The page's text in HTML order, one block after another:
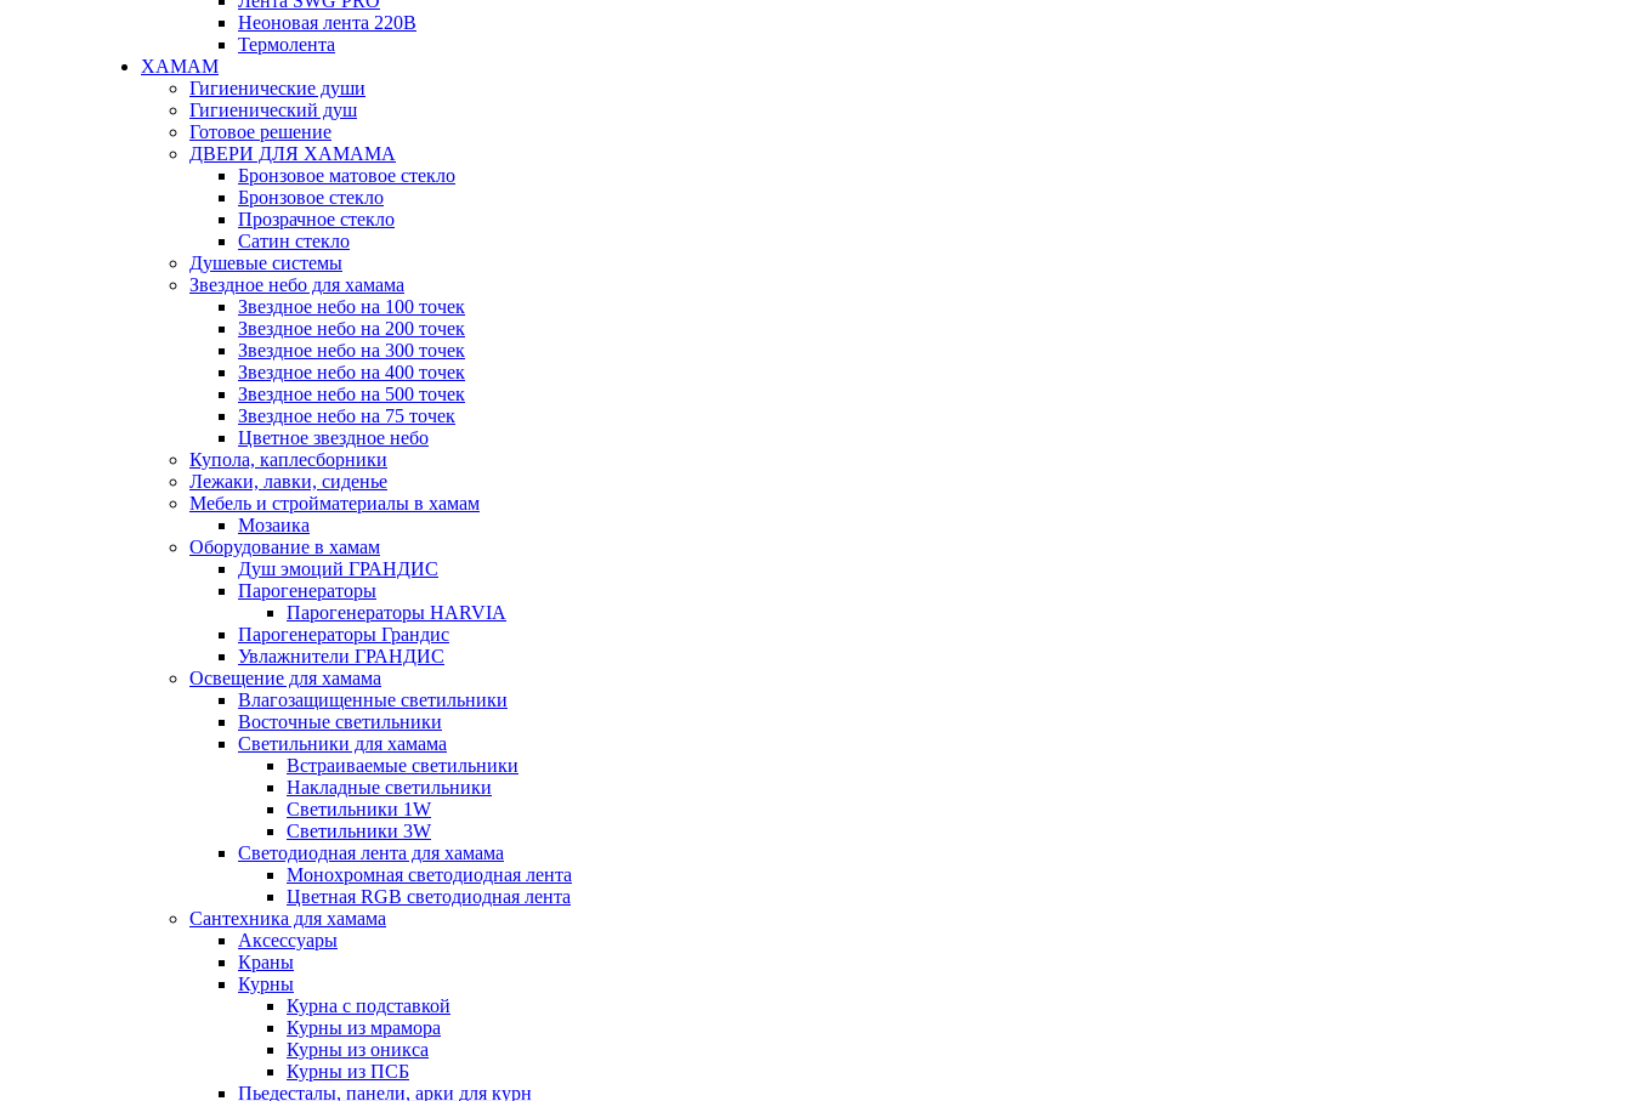
Неоновая лента 220В
Термолента
ХАМАМ
Гигиенические души
Гигиенический душ
Готовое решение
ДВЕРИ ДЛЯ ХАМАМА
Бронзовое матовое стекло
Бронзовое стекло
Прозрачное стекло
Сатин стекло
Душевые системы
Звездное небо для хамама
Звездное небо на 100 точек
Звездное небо на 200 точек
Звездное небо на 300 точек
Звездное небо на 400 точек
Звездное небо на 500 точек
Звездное небо на 75 точек
Цветное звездное небо
Купола, каплесборники
Лежаки, лавки, сиденье
Мебель и стройматериалы в хамам
Мозаика
Оборудование в хамам
Душ эмоций ГРАНДИС
Парогенераторы
Парогенераторы HARVIA
Парогенераторы Грандис
Увлажнители ГРАНДИС
Освещение для хамама
Влагозащищенные светильники
Восточные светильники
Светильники для хамама
Встраиваемые светильники
Накладные светильники
Светильники 1W
Светильники 3W
Светодиодная лента для хамама
Монохромная светодиодная лента
Цветная RGB светодиодная лента
Сантехника для хамама
Аксессуары
Краны
Курны
Курна с подставкой
Курны из мрамора
Курны из оникса
Курны из ПСБ
Пьедесталы, панели, арки для курн